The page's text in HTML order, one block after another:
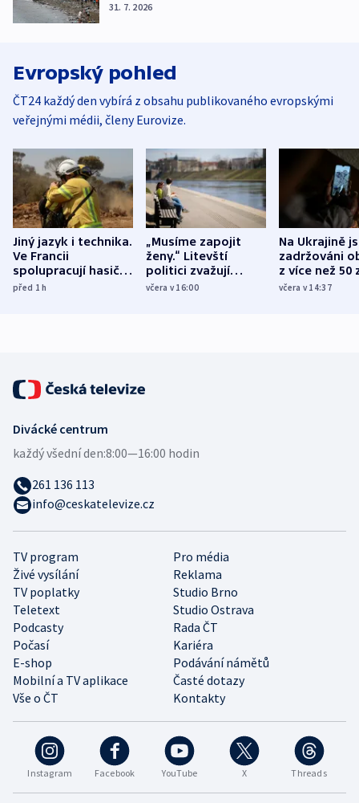
31. 7. 2026
Evropský pohled
ČT24 každý den vybírá z obsahu publikovaného evropskými
veřejnými médii, členy Eurovize.
Jiný jazyk i technika.
Ve Francii
spolupracují hasiči z
různých zemí
před 1h
„Musíme zapojit
ženy.“ Litevští
politici zvažují
dohodu o
včera v 16:00
Na Ukrajině
zadržováni
z více než 50
Bojovali na
včera v 14:37
Instagram Facebook YouTube X Threads
TV program
Pro média
Živé vysílání
Reklama
TV poplatky
Studio Brno
Teletext
Studio Ostrava
Podcasty
Rada ČT
Počasí
Kariéra
E-shop
Podávání námětů
Mobilní a TV aplikace
Časté dotazy
Vše o ČT
Kontakty
Divácké centrum
každý všední den:8:00—16:00 hodin
261 136 113
info@ceskatelevize.cz